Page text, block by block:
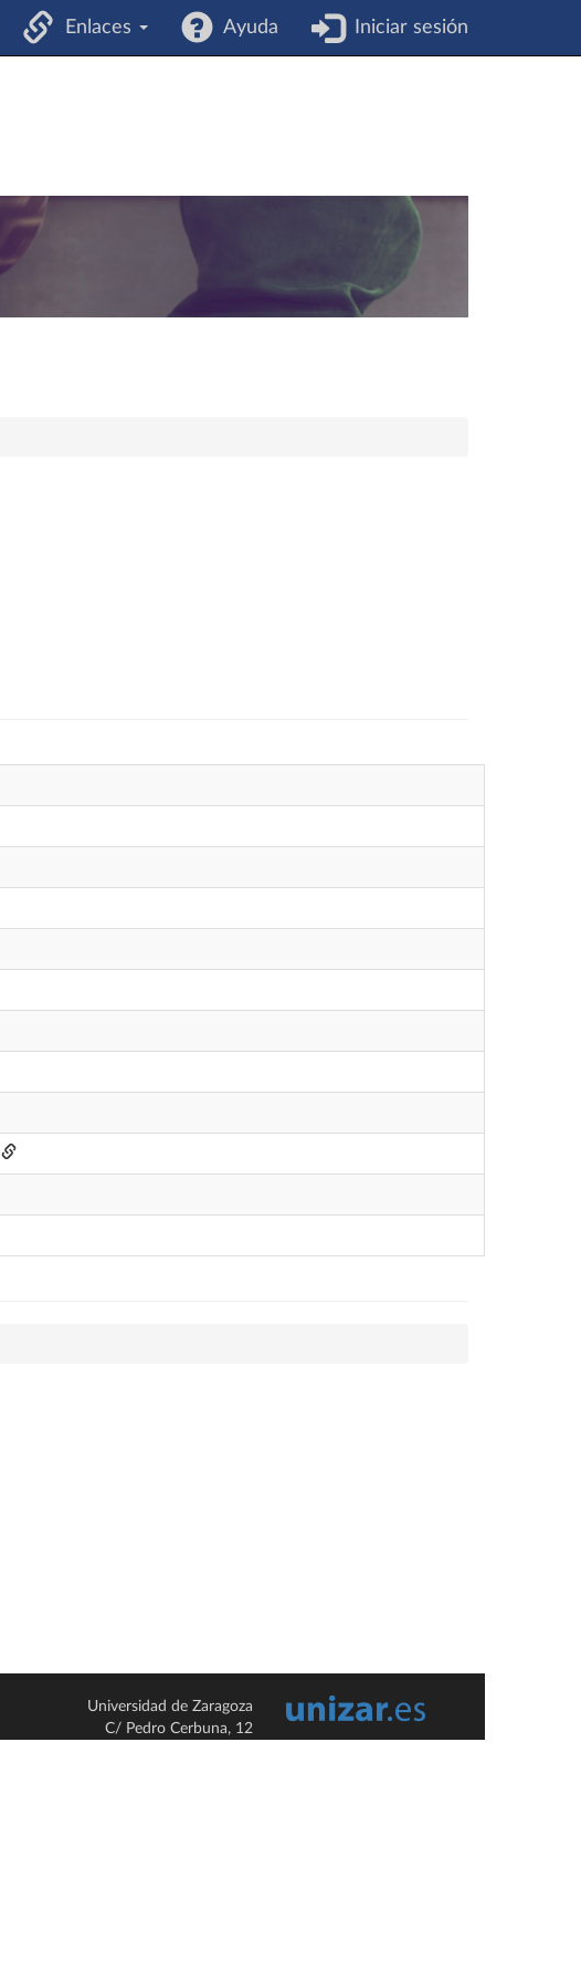
Enlaces Ayuda Iniciar sesión
Universidad de Zaragoza
C/ Pedro Cerbuna, 12